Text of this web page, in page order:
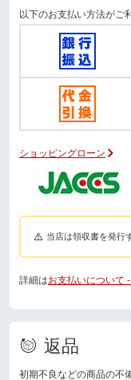
以下のお支払い方法がご
ショッピングローン
当店は領収書を発行
詳細はお支払いについて
返品
初期不良などの商品の不